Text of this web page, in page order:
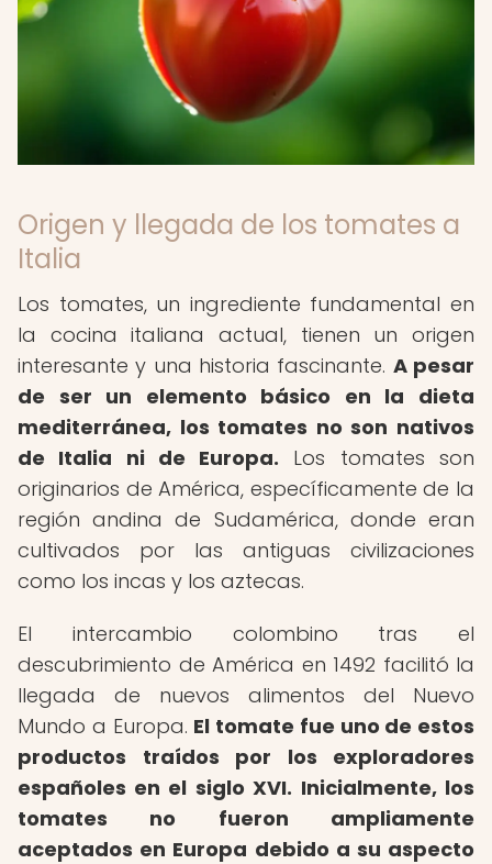
Origen y llegada de los tomates a
Italia
Los tomates, un ingrediente fundamental en
la cocina italiana actual, tienen un origen
interesante y una historia fascinante. A pesar
de ser un elemento básico en la dieta
mediterránea, los tomates no son nativos
de Italia ni de Europa. Los tomates son
originarios de América, específicamente de la
región andina de Sudamérica, donde eran
cultivados por las antiguas civilizaciones
como los incas y los aztecas.
El intercambio colombino tras el
descubrimiento de América en 1492 facilitó la
llegada de nuevos alimentos del Nuevo
Mundo a Europa. El tomate fue uno de estos
productos traídos por los exploradores
españoles en el siglo XVI. Inicialmente, los
tomates no fueron ampliamente
aceptados en Europa debido a su aspecto